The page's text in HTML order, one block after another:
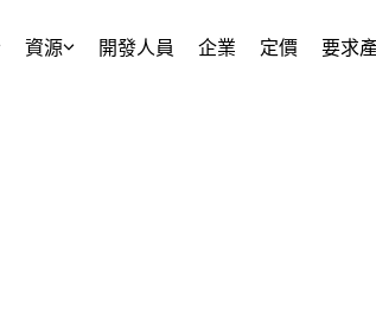
資源 開發人員 企業 定價 要求